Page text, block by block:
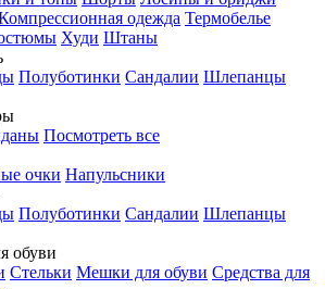
одежда Термобелье
Худи Штаны
Полуботинки Сандалии Шлепанцы
Посмотреть все
очки Напульсники
Полуботинки Сандалии Шлепанцы
обуви
Стельки Мешки для обуви Средства для